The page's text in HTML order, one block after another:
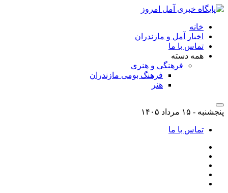
خانه
اخبار آمل و مازندران
تماس با ما
همه دسته
فرهنگی و هنری
فرهنگ بومی مازندران
هنر
پنجشنبه - ۱۵ مرداد ۱۴۰۵
تماس با ما